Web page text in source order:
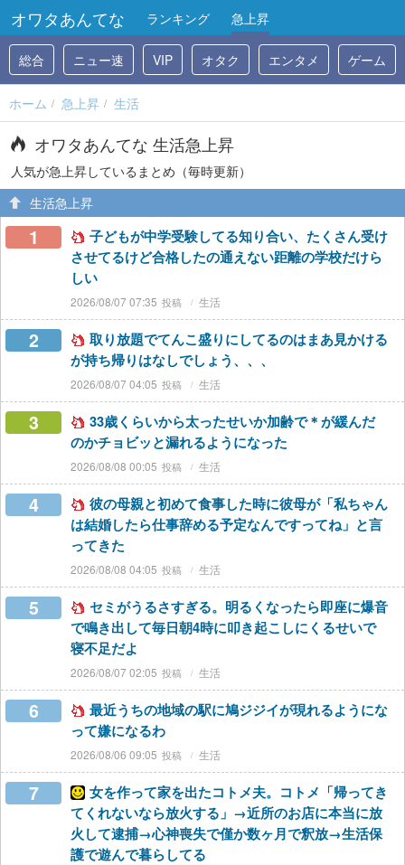
オワタあんてな ランキング 急上昇
総合 ニュー速 VIP オタク エンタメ ゲーム
ホーム 急上昇 生活
オワタあんてな 生活急上昇
人気が急上昇しているまとめ（毎時更新）
生活急上昇
1
子どもが中学受験してる知り合い、たくさん受け
させてるけど合格したの通えない距離の学校だけら
しい
2026/08/07 07:35 生活
2
取り放題でてんこ盛りにしてるのはまあ見かける
が持ち帰りはなしでしょう、、、
2026/08/07 04:05 生活
3
33歳くらいから太ったせいか加齢で＊が緩んだ
のかチョビッと漏れるようになった
2026/08/08 00:05 生活
4
彼の母親と初めて食事した時に彼母が「私ちゃん
は結婚したら仕事辞める予定なんですってね」と言
ってきた
2026/08/08 04:05 生活
5
セミがうるさすぎる。明るくなったら即座に爆音
で鳴き出して毎日朝4時に叩き起こしにくるせいで
寝不足だよ
2026/08/07 02:05 生活
6
最近うちの地域の駅に鳩ジジイが現れるようにな
って嫌になるわ
2026/08/06 09:05 生活
7
女を作って家を出たコトメ夫。コトメ「帰ってき
てくれないなら放火する」→近所のお店に本当に放
火して逮捕→心神喪失で僅か数ヶ月で釈放→生活保
護で遊んで暮らしてる